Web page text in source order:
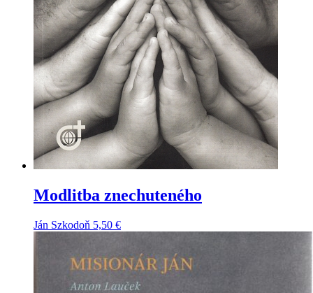
Modlitba znechuteného
Ján Szkodoň 5,50 €